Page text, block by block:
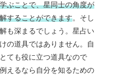
ぶことで、星同士の角度が
することができます。そし
も深まるでしょう。星占い
の道具ではありません。自
ても役に立つ道具なので
えるなら自分を知るための